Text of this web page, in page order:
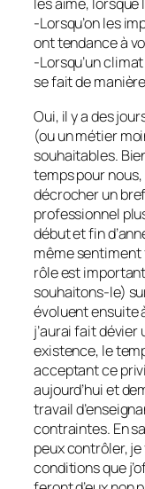
les aime, lorsque
-Lorsqu’on les
ont tendance à
-Lorsqu’un
se fait de
Oui, il y a des
(ou un métier
souhaitables.
temps pour
décrocher un
professionnel
début et fin
même
rôle est
souhaitons-le)
évoluent ensuite
j’aurai fait dévier
existence, le
acceptant ce
aujourd’hui et
travail
contraintes. En
peux contrôler,
conditions que